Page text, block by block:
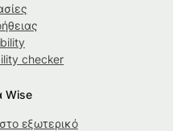
checker
Wise
εξωτερικό